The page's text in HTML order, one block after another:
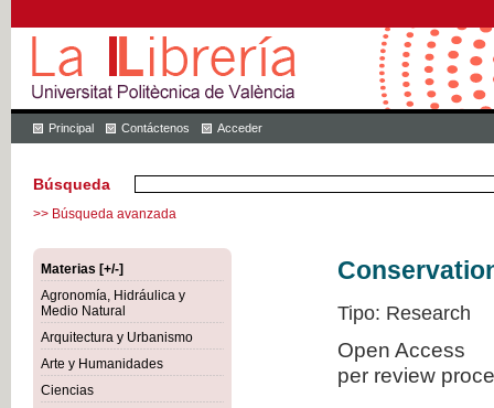
Principal Contáctenos Acceder
Búsqueda
>> Búsqueda avanzada
Materias [+/-]
Agronomía, Hidráulica y
Medio Natural
Arquitectura y Urbanismo
Arte y Humanidades
Ciencias
Tipo: Research
Open Access
per review